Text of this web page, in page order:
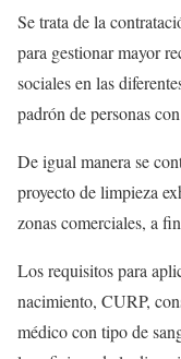
Se trata de la
para gestionar mayor
sociales en las
padrón de personas
De igual manera se
proyecto de limpieza
zonas comerciales, a
Los requisitos para
nacimiento, CURP,
médico con tipo de